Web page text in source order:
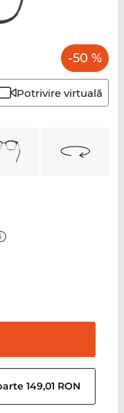
-50 %
Potrivire virtuală
149,01 RON